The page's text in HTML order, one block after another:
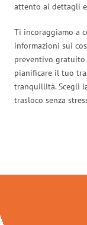
attento ai dettagli
Ti incoraggiamo a
informazioni sui
preventivo gratuito
pianificare il tuo
tranquillità. Scegli
trasloco senza